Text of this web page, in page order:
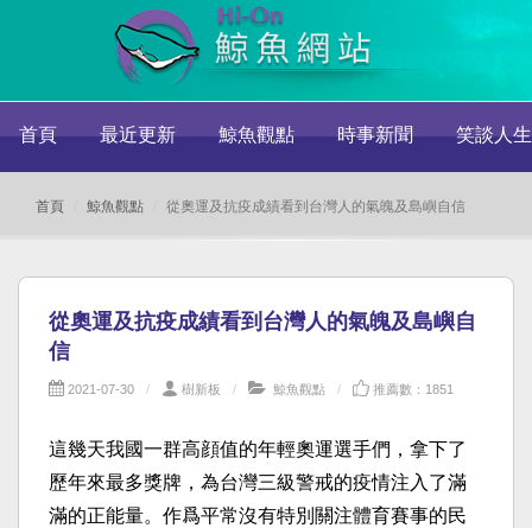
首頁 最近更新 鯨魚觀點 時事新聞 笑談人生
首頁 鯨魚觀點 從奧運及抗疫成績看到台灣人的氣魄及島嶼自信
從奧運及抗疫成績看到台灣人的氣魄及島嶼自
信
2021-07-30 樹新板 鯨魚觀點 推薦數：1851
這幾天我國一群高顔值的年輕奧運選手們，拿下了
歷年來最多獎牌，為台灣三級警戒的疫情注入了滿
滿的正能量。作爲平常沒有特別關注體育賽事的民